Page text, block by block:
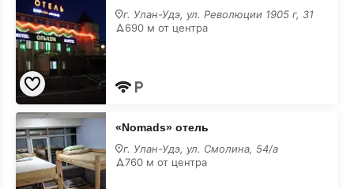
центре
г. Улан-Удэ, ул. Революции 1905 г, 31
690 м от центра
«Nomads»
отель
в
центре
«Nomads» отель
г. Улан-Удэ, ул. Смолина, 54/а
760 м от центра